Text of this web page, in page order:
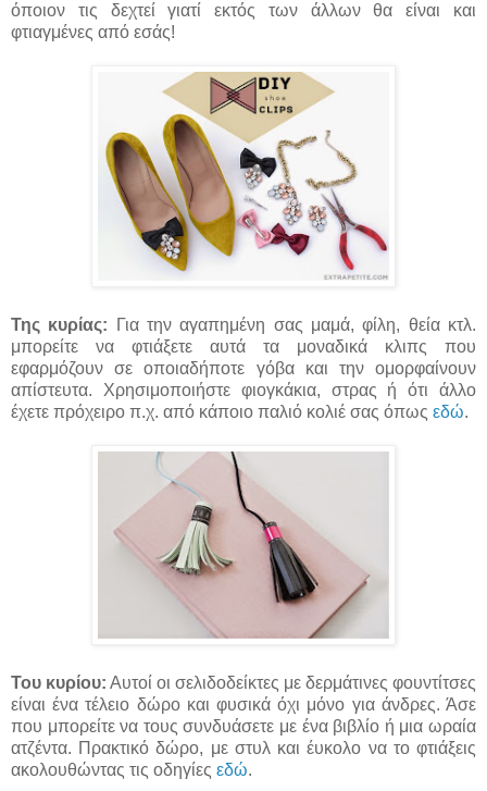
όποιον τις δεχτεί γιατί εκτός των άλλων θα είναι και
φτιαγμένες από εσάς!
Της κυρίας:
Για την αγαπημένη σας μαμά, φίλη, θεία κτλ.
μπορείτε να φτιάξετε αυτά τα μοναδικά κλιπς που
εφαρμόζουν σε οποιαδήποτε γόβα και την ομορφαίνουν
απίστευτα. Χρησιμοποιήστε φιογκάκια, στρας ή ότι άλλο
έχετε πρόχειρο π.χ. από κάποιο παλιό κολιέ σας όπως εδώ.
Του κυρίου: Αυτοί οι σελιδοδείκτες με δερμάτινες φουντίτσες
είναι ένα τέλειο δώρο και φυσικά όχι μόνο για άνδρες. Άσε
που μπορείτε να τους συνδυάσετε με ένα βιβλίο ή μια ωραία
ατζέντα. Πρακτικό δώρο, με στυλ και έυκολο να το φτιάξεις
ακολουθώντας τις οδηγίες εδώ.